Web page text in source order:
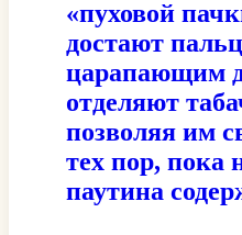
«пуховой
достают
царапающим
отделяют
позволяя им
тех пор, пока
паутина